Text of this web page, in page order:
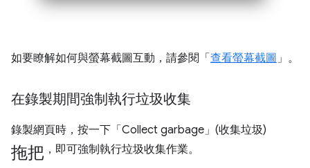
如要瞭解如何與螢幕截圖互動，請參閱「 查看螢幕截圖 」。
在錄製期間強制執行垃圾收集
錄製網頁時，按一下「Collect garbage」(收集垃圾)
拖把 ，即可強制執行垃圾收集作業。